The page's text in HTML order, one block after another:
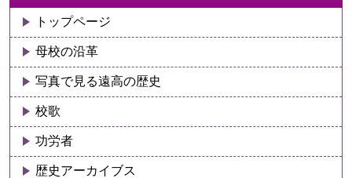
トップページ
母校の沿革
写真で見る遠高の歴史
校歌
功労者
歴史アーカイブス